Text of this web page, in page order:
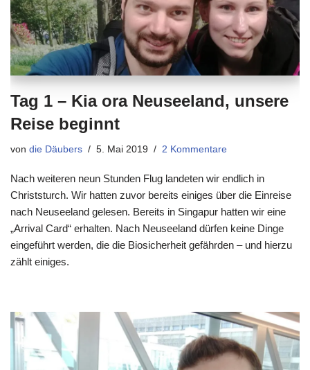
Tag 1 – Kia ora Neuseeland, unsere
Reise beginnt
von die Däubers 5. Mai 2019 2 Kommentare
Nach weiteren neun Stunden Flug landeten wir endlich in
Christsturch. Wir hatten zuvor bereits einiges über die Einreise
nach Neuseeland gelesen. Bereits in Singapur hatten wir eine
„Arrival Card“ erhalten. Nach Neuseeland dürfen keine Dinge
eingeführt werden, die die Biosicherheit gefährden – und hierzu
zählt einiges.